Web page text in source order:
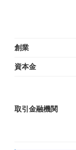
創業
資本金
取引金融機関